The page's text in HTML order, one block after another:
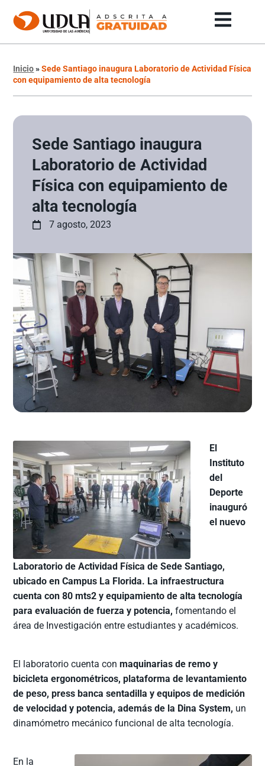
Inicio»Sede Santiago inaugura Laboratorio de Actividad Física
con equipamiento de alta tecnología
Sede Santiago inaugura
Laboratorio de Actividad
Física con equipamiento de
alta tecnología
7 agosto, 2023
El
Instituto
del
Deporte
inauguró
el nuevo
Laboratorio de Actividad Física de Sede Santiago,
ubicado en Campus La Florida. La infraestructura
cuenta con 80 mts2 y equipamiento de alta tecnología
para evaluación de fuerza y potencia,fomentando el
área de Investigación entre estudiantes y académicos.
El laboratorio cuenta conmaquinarias de remo y
bicicleta ergonométricos, plataforma de levantamiento
de peso, press banca sentadilla y equipos de medición
de velocidad y potencia, además de la Dina System, un
dinamómetro mecánico funcional de alta tecnología.
En la